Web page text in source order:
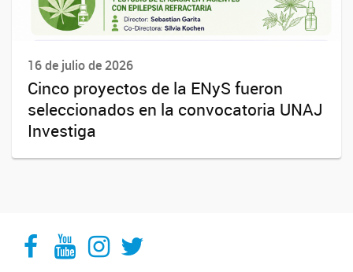
16 de julio de 2026
Cinco proyectos de la ENyS fueron
seleccionados en la convocatoria UNAJ
Investiga
Facebook
YouTube
Instagram
Twitter